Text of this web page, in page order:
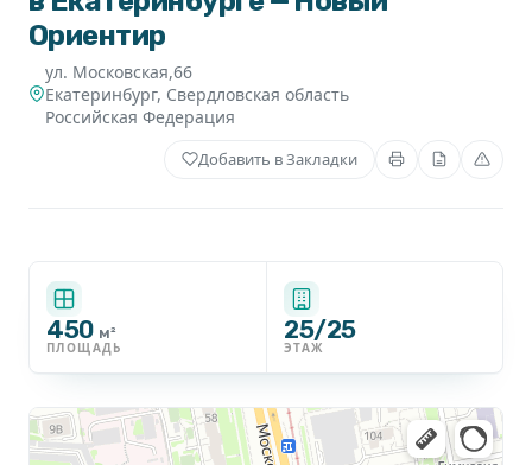
Ориентир
ул. Московская,66
Екатеринбург, Свердловская область
Российская Федерация
Добавить в Закладки
450 м²
ПЛОЩАДЬ
25/25
ЭТАЖ